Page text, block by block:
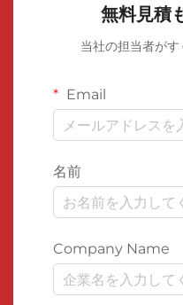
無料見積
当社の担当者がす
Email
名前
Company Name